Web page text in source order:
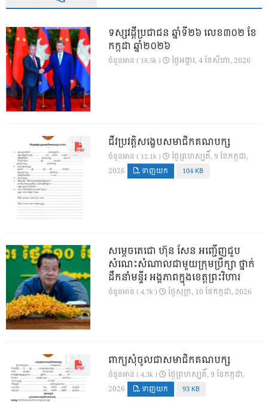
ទស្សវដ្តីប្រជាជន ឆ្នាំទី២៦ លេខ៣០២ ខែ
កក្កដា ឆ្នាំ២០២៦
ចំនួនអាន ( 18.5k ) ថ្ងៃ​អង្គារ, 4 ខែ​សីហា, 2026
ជីវប្រវត្តិសង្ខេបសមាជិកគណបក្ស
ចំនួនអាន ( 12.1k )
ថ្ងៃ​ព្រហស្បតិ៍, 9 ខែ​កក្កដា,
2026
ទាញយក 104 KB
សម្តេចតេជោ ហ៊ុន សែន អញ្ជើញជួប
សំណេះសំណាលជាមួយក្រុមប្រឹក្សា ថ្នាក់
ដឹកនាំមន្ទីរ អង្គភាពក្នុងខេត្តព្រះវិហារ
ចំនួនអាន ( 4.7k ) ថ្ងៃ​សុក្រ, 10 ខែ​កក្កដា, 2026
ពាក្យសុំចូលជាសមាជិកគណបក្ស
ចំនួនអាន ( 4.3k )
ថ្ងៃ​ព្រហស្បតិ៍, 9 ខែ​កក្កដា,
2026
ទាញយក 93 KB